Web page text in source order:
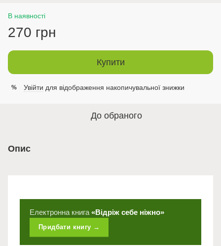
В наявності
270 грн
Купити
% Увійти для відображення накопичувальної знижки
До обраного
Опис
Електронна книга «Відріж себе ніжно»
Придбати книгу →